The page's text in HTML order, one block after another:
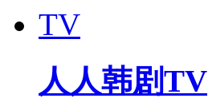
人人韩剧TV